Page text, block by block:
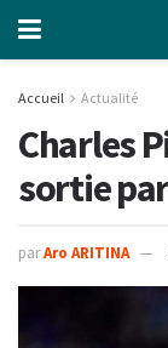
Accueil Actualité
Charles
sortie
parAro ARITINA